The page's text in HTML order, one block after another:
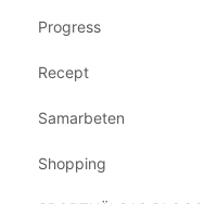
Progress
Recept
Samarbeten
Shopping